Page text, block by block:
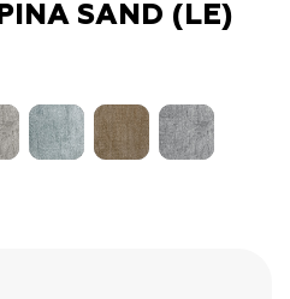
SAND (LE)